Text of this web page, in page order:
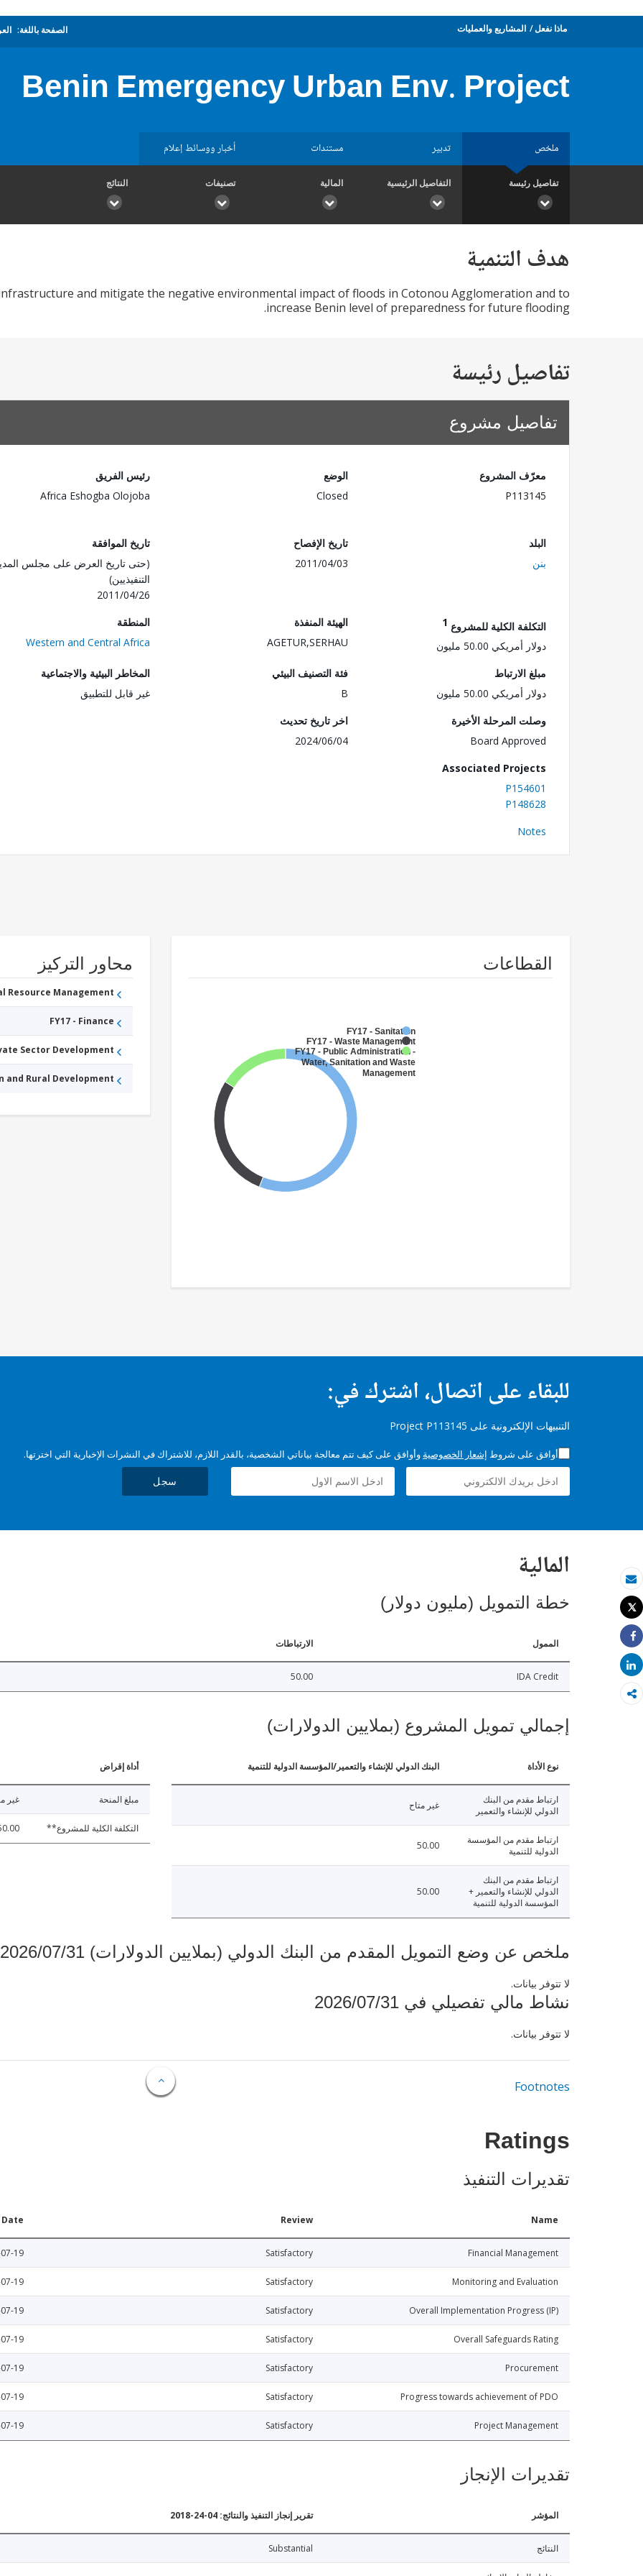
بريد الكتروني
طباعة
Tweet
Share
Share
ماذا نفعل المشاريع والعمليات الصفحة باللغة:
Benin Emergency Urban Env. Project
ملخص تدبير مستندات أخبار ووسائط إعلام
تفاصيل رئيسة التفاصيل الرئيسية المالية تصنيفات النتائج
هدف التنمية
and mitigate the negative environmental impact of floods in Cotonou Agglomeration and to
increase Benin level of preparedness for future flooding.
تفاصيل رئيسة
تفاصيل مشروع
معرّف المشروع
P113145
الوضع
Closed
رئيس الفريق
Africa Eshogba Olojoba
البلد
بنن
تاريخ الإفصاح
2011/04/03
تاريخ الموافقة
(حتى تاريخ العرض على مجلس
التنفيذيين)
2011/04/26
التكلفة الكلية للمشروع 1
دولار أمريكي 50.00 مليون
الهيئة المنفذة
AGETUR,SERHAU
المنطقة
Western and Central Africa
مبلغ الارتباط
دولار أمريكي 50.00 مليون
فئة التصنيف البيئي
B
المخاطر البيئية والاجتماعية
غير قابل للتطبيق
وصلت المرحلة الأخيرة
Board Approved
اخر تاريخ تحديث
2024/06/04
Associated Projects
P154601
P148628
Notes
القطاعات
FY17 - Sanitation
FY17 - Waste Management
FY17 - Public Administration -
Water, Sanitation and Waste
Management
محاور التركيز
Resource Management
FY17 - Finance
Sector Development
and Rural Development
للبقاء على اتصال، اشترك في:
التنبيهات الإلكترونية على Project P113145
أوافق على شروط إشعار الخصوصية وأوافق على كيف تتم معالجة بياناتي الشخصية، بالقدر اللازم، للاشتراك في النشرات الإخبارية التي اخترتها.
سجل
المالية
خطة التمويل (مليون دولار)
الممول الارتباطات
IDA Credit
50.00
إجمالي تمويل المشروع (بملايين الدولارات)
نوع الأداة البنك الدولي للإنشاء والتعمير/المؤسسة الدولية للتنمية
ارتباط مقدم من البنك
الدولي للإنشاء والتعمير
غير متاح
ارتباط مقدم من المؤسسة
الدولية للتنمية
50.00
ارتباط مقدم من البنك
الدولي للإنشاء والتعمير +
المؤسسة الدولية للتنمية
50.00
أداة إقراض
مبلغ المنحة غير
التكلفة الكلية للمشروع**
ملخص عن وضع التمويل المقدم من البنك الدولي (بملايين الدولارات) 2026/07/31
لا تتوفر بيانات.
نشاط مالي تفصيلي في 2026/07/31
لا تتوفر بيانات.
Footnotes
Ratings
تقديرات التنفيذ
Name
Review
Date
Financial Management
Satisfactory
19
Monitoring and Evaluation
Satisfactory
19
Overall Implementation Progress (IP)
Satisfactory
19
Overall Safeguards Rating
Satisfactory
19
Procurement
Satisfactory
19
Progress towards achievement of PDO
Satisfactory
19
Project Management
Satisfactory
19
تقديرات الإنجاز
المؤشر تقرير إنجاز التنفيذ والنتائج: 04-24-2018
النتائج Substantial